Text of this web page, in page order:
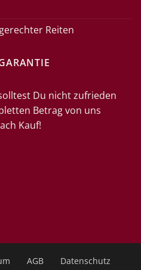
Reiten
Du nicht zufrieden
Betrag von uns
Kauf!
AGB
Datenschutz